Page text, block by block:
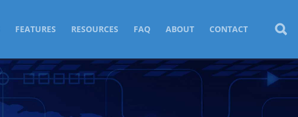
FEATURES RESOURCES FAQ ABOUT CONTACT